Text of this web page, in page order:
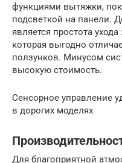
функциями вытяжки,
подсветкой на панели.
является простота
которая выгодно
ползунков. Минусом
высокую стоимость.
Сенсорное управление
в дорогих моделях
Для благоприятной